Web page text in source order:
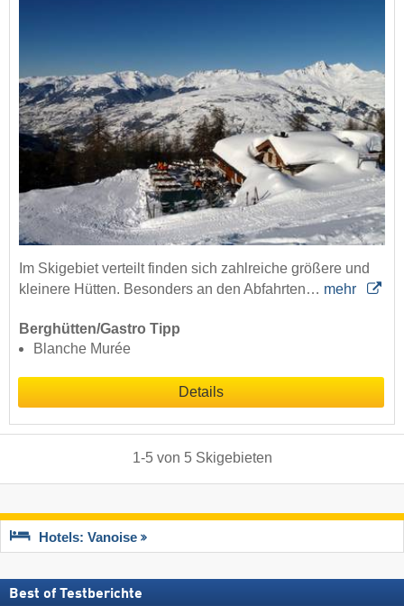
Im Skigebiet verteilt finden sich zahlreiche größere und
kleinere Hütten. Besonders an den Abfahrten… mehr
Berghütten/Gastro Tipp
Blanche Murée
Details
1-5von 5 Skigebieten
Hotels: Vanoise
Best of Testberichte